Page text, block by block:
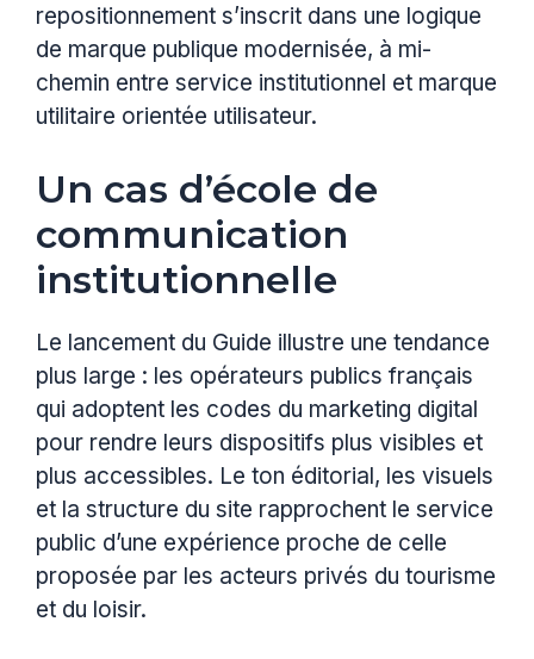
repositionnement s’inscrit dans une logique
de marque publique modernisée, à mi-
chemin entre service institutionnel et marque
utilitaire orientée utilisateur.
Un cas d’école de
communication
institutionnelle
Le lancement du Guide illustre une tendance
plus large : les opérateurs publics français
qui adoptent les codes du marketing digital
pour rendre leurs dispositifs plus visibles et
plus accessibles. Le ton éditorial, les visuels
et la structure du site rapprochent le service
public d’une expérience proche de celle
proposée par les acteurs privés du tourisme
et du loisir.